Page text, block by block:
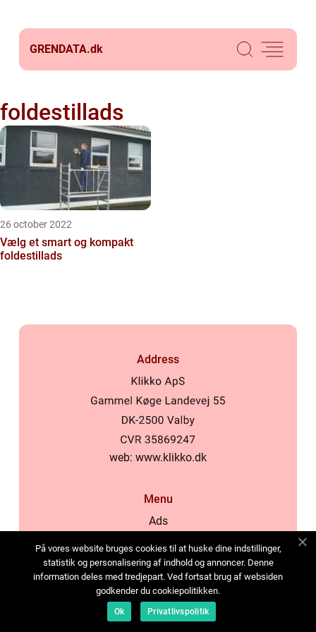
GRENDATA.dk
foldestillads
26 october 2022
Vælg et smart og kompakt
foldestillads
Address
web: www.klikko.dk
Menu
Ads
Cookies
Contact
Sitemap
På vores website bruges cookies til at huske dine indstillinger,
statistik og personalisering af indhold og annoncer. Denne
information deles med tredjepart. Ved fortsat brug af websiden
godkender du cookiepolitikken.
Ok Privatlivspolitik